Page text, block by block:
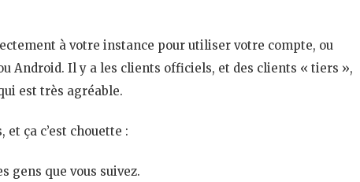
à votre instance pour utiliser votre compte, ou
Android. Il y a les clients officiels, et des clients « tiers »,
est très agréable.
ça c’est chouette :
gens que vous suivez.